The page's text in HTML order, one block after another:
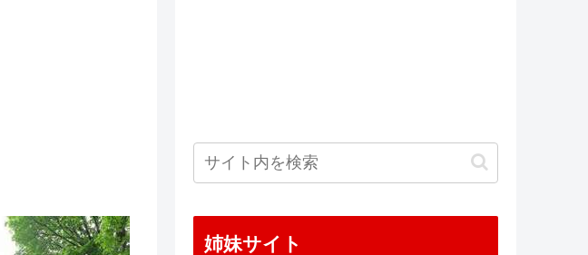
姉妹サイト